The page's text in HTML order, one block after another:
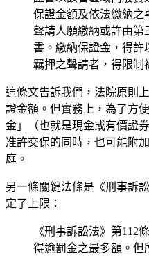
保證金額及依法繳納之
聲請人願繳納或許由第
書。繳納保證金，得許
羈押之聲請者，得限制
這條文告訴我們，法院原則
證金額。但實務上，為了方
金」（也就是現金或有價證
准許交保的同時，也可能附
庭。
另一條關鍵法條是《刑事訴
定了上限：
《刑事訴訟法》第112
得逾罰金之最多額。但